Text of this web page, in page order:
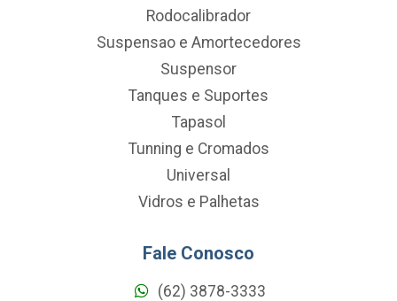
Rodocalibrador
Suspensao e Amortecedores
Suspensor
Tanques e Suportes
Tapasol
Tunning e Cromados
Universal
Vidros e Palhetas
Fale Conosco
(62) 3878-3333